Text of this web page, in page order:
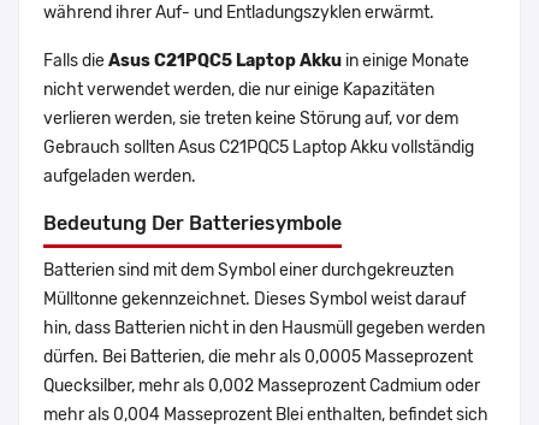
während ihrer Auf- und Entladungszyklen erwärmt.
Falls dieAsus C21PQC5 Laptop Akku in einige Monate
nicht verwendet werden, die nur einige Kapazitäten
verlieren werden, sie treten keine Störung auf, vor dem
Gebrauch sollten Asus C21PQC5 Laptop Akku vollständig
aufgeladen werden.
Bedeutung Der Batteriesymbole
Batterien sind mit dem Symbol einer durchgekreuzten
Mülltonne gekennzeichnet. Dieses Symbol weist darauf
hin, dass Batterien nicht in den Hausmüll gegeben werden
dürfen. Bei Batterien, die mehr als 0,0005 Masseprozent
Quecksilber, mehr als 0,002 Masseprozent Cadmium oder
mehr als 0,004 Masseprozent Blei enthalten, befindet sich